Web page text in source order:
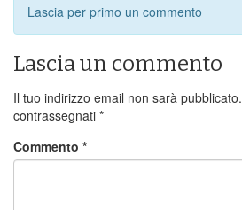
Lascia per primo un commento
Lascia un commento
Il tuo indirizzo email non sarà pubblicato.
contrassegnati *
Commento *